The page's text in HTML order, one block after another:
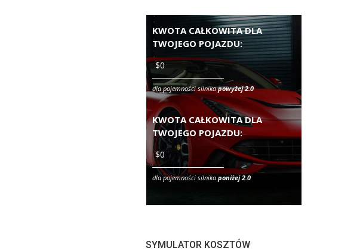
KWOTA CAŁKOWITA DLA
TWOJEGO POJAZDU:
dla pojemności silnikapowyżej 2.0
KWOTA CAŁKOWITA DLA
TWOJEGO POJAZDU:
dla pojemności silnika poniżej 2.0
SYMULATOR KOSZTÓW